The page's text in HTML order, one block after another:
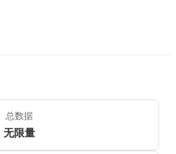
总数据
无限量